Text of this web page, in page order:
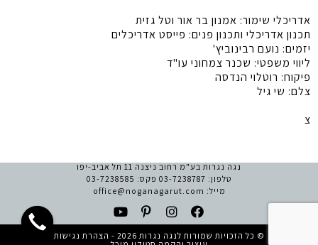
אדריכלי שימור: אמנון בר אור וטל גזית
תכנון אדריכלי ותכנון פנים: פייסט אדריכלים
יזמים: נועם רבינוביץ'
ליווי משפטי: שכנר צמחוני עו"ד
פיקוח: רוטלוי הנדסה
צלם: שי גיל
צ
נגה נגרות בע"מ רחוב ניצנה 11 תל אביב-יפו
טלפון: 03-7238787 פקס: 03-7238585
מייל: office@noganagarut.com
© כל הזכויות שמורות לנגה נגרות 2026 -
הצהרת נגישות